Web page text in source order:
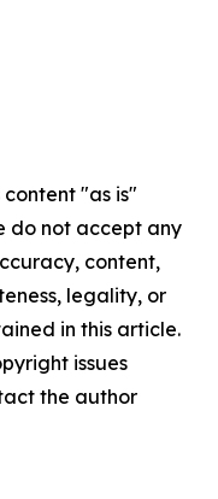
content "as is"
do not accept any
content,
legality, or
in this article.
issues
the author